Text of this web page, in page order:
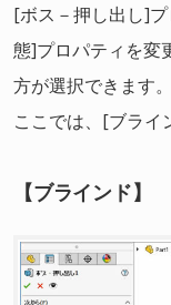
[ボス－押し出し]
態]プロパティを変
方が選択できます。
ここでは、[ブライ
【ブラインド】